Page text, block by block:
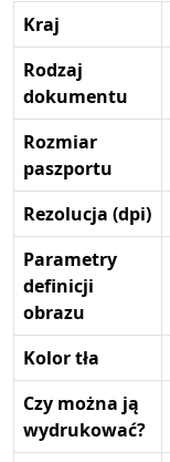
Kraj
Rodzaj
dokumentu
Rozmiar
paszportu
Rezolucja (dpi)
Parametry
definicji
obrazu
Kolor tła
Czy można ją
wydrukować?